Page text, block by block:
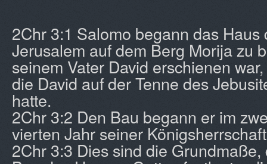
2Chr 3:1 Salomo begann das Haus
Jerusalem auf dem Berg Morija zu
seinem Vater David erschienen
die David auf der Tenne des
hatte.
2Chr 3:2 Den Bau begann er im
vierten Jahr seiner
2Chr 3:3 Dies sind die